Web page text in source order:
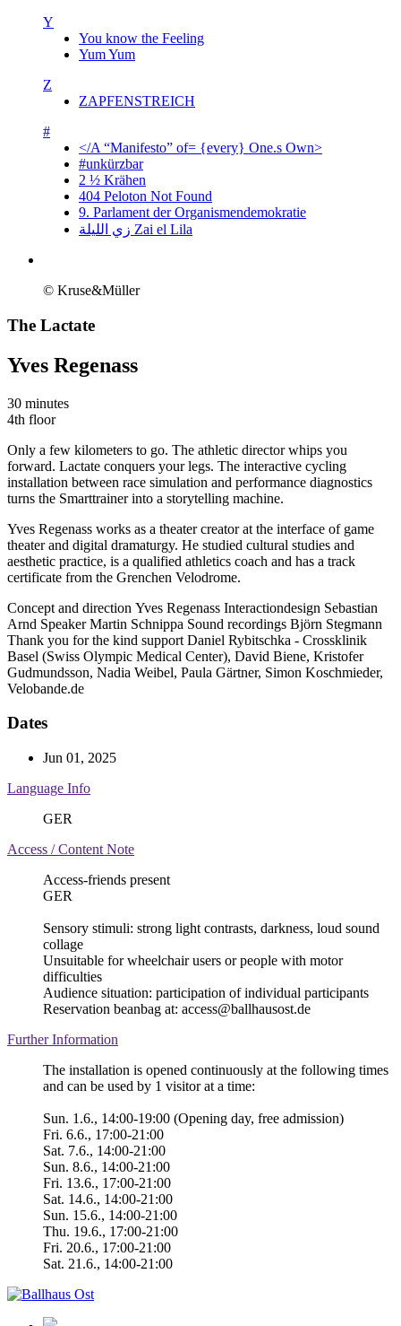
Y
You know the Feeling
Yum Yum
Z
ZAPFENSTREICH
#
</A “Manifesto” of= {every} One.s Own>
#unkürzbar
2 ½ Krähen
404 Peloton Not Found
9. Parlament der Organismendemokratie
زي‌ اللیلة Zai el Lila
© Kruse&Müller
The Lactate
Yves Regenass
30 minutes
4th floor
Only a few kilometers to go. The athletic director whips you
forward. Lactate conquers your legs. The interactive cycling
installation between race simulation and performance diagnostics
turns the Smarttrainer into a storytelling machine.
Yves Regenass works as a theater creator at the interface of game
theater and digital dramaturgy. He studied cultural studies and
aesthetic practice, is a qualified athletics coach and has a track
certificate from the Grenchen Velodrome.
Concept and direction Yves Regenass Interactiondesign Sebastian
Arnd SpeakerMartin Schnippa Sound recordings Björn Stegmann
Thank you for the kind support Daniel Rybitschka - Crossklinik
Basel (Swiss Olympic Medical Center), David Biene, Kristofer
Gudmundsson, Nadia Weibel, Paula Gärtner, Simon Koschmieder,
Velobande.de
Dates
Jun 01, 2025
Language Info
GER
Access / Content Note
Access-friends present
GER
Sensory stimuli: strong light contrasts, darkness, loud sound
collage
Unsuitable for wheelchair users or people with motor
difficulties
Audience situation: participation of individual participants
Reservation beanbag at: access@ballhausost.de
Further Information
The installation is opened continuously at the following times
and can be used by 1 visitor at a time:
Sun. 1.6., 14:00-19:00 (Opening day, free admission)
Fri. 6.6., 17:00-21:00
Sat. 7.6., 14:00-21:00
Sun. 8.6., 14:00-21:00
Fri. 13.6., 17:00-21:00
Sat. 14.6., 14:00-21:00
Sun. 15.6., 14:00-21:00
Thu. 19.6., 17:00-21:00
Fri. 20.6., 17:00-21:00
Sat. 21.6., 14:00-21:00